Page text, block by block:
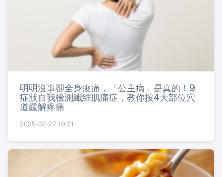
明明沒事卻全身痠痛，「公主病」是真的！9
症狀自我檢測纖維肌痛症，教你按4大部位穴
道緩解疼痛
2025-02-27 19:21